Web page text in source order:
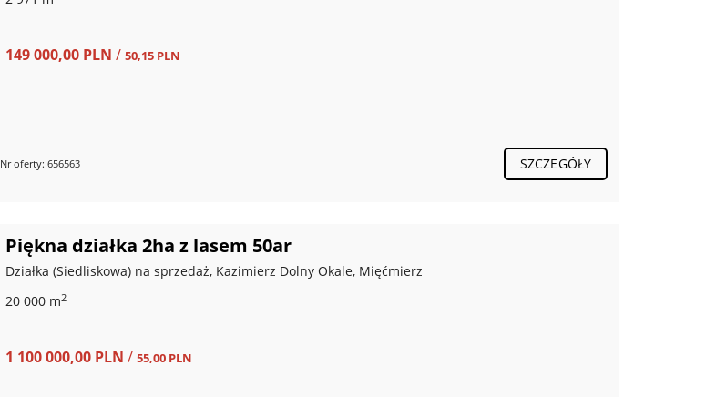
149 000,00 PLN / 50,15 PLN
Nr oferty: 656563 SZCZEGÓŁY
Piękna działka 2ha z lasem 50ar
Działka (Siedliskowa) na sprzedaż, Kazimierz Dolny Okale, Mięćmierz
20 000 m2
1 100 000,00 PLN / 55,00 PLN